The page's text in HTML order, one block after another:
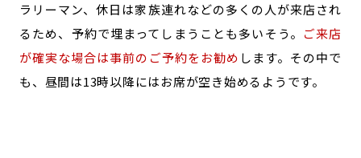
ラリーマン、休日は家族連れなどの多くの人が来店され
るため、予約で埋まってしまうことも多いそう。 ご来店
が確実な場合は事前のご予約をお勧め します。その中で
も、昼間は13時以降にはお席が空き始めるようです。